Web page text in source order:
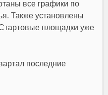
все графики по
Также установлены
площадки уже